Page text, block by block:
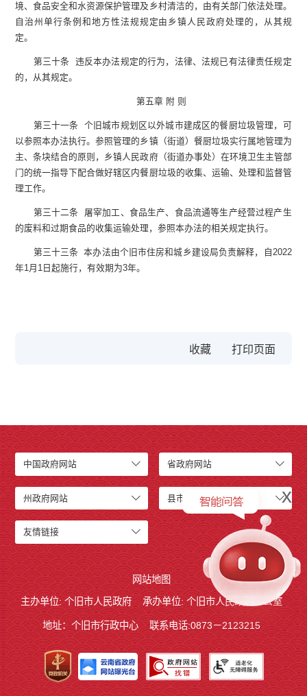
境、食品安全和水资源保护管理及乡村清洁的，由有关部门依法处理。
自治州单行条例和地方性法规规定由乡镇人民政府处理的，从其规
定。
第三十条 违反本办法规定的行为，法律、法规已有法律责任规定
的，从其规定。
第五章 附 则
第三十一条 个旧城市规划区以外城市建成区的餐厨垃圾管理，可
以参照本办法执行。参照管理的乡镇（街道）餐厨垃圾实行属地管理为
主、条块结合的原则，乡镇人民政府（街道办事处）在环境卫生主管部
门的统一指导下配合做好辖区内餐厨垃圾的收集、运输、处理和监督管
理工作。
第三十二条 屠宰加工、食品生产、食品流通等生产经营过程产生
的废料和过期食品的收集运输处理，参照本办法的相关规定执行。
第三十三条 本办法由个旧市住房和城乡建设局负责解释，自2022
年1月1日起施行，有效期为3年。
收藏
中国政府网站 省政府网站
州政府网站 县市政府网站
友情链接
网站地图
主办单位: 个旧市人民政府
承办单位: 个旧市人民政府办公室
地址：个旧市行政中心 联系电话:0873－2123215
x